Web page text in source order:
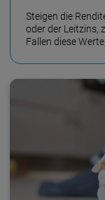
Steigen die
oder der Leitzins,
Fallen diese